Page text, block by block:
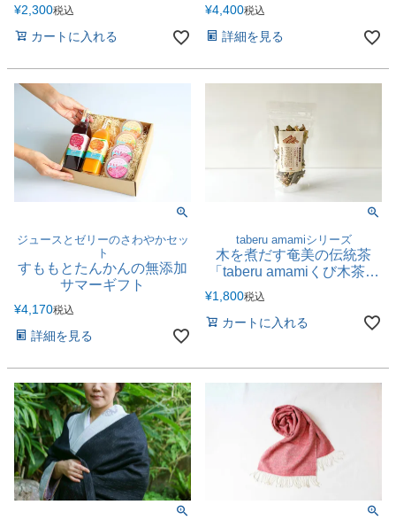
¥2,300税込
カートに入れる
¥4,400税込
詳細を見る
ジュースとゼリーのさわやかセッ
ト
すももとたんかんの無添加
サマーギフト
¥4,170税込
詳細を見る
taberu amamiシリーズ
木を煮だす奄美の伝統茶
「taberu amamiくび木茶」
【3パックセット】
¥1,800税込
カートに入れる